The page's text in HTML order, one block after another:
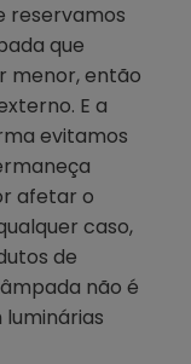
reservamos
que
menor, então
E a
evitamos
afetar o
caso,
de
não é